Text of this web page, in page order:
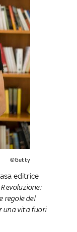
©Getty
editrice
Revoluzione:
regole del
una vita fuori